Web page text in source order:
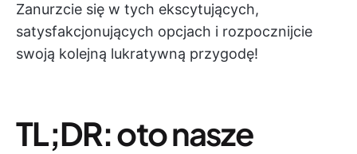
Zanurzcie się w tych ekscytujących,
satysfakcjonujących opcjach i rozpocznijcie
swoją kolejną lukratywną przygodę!
TL;DR:oto nasze